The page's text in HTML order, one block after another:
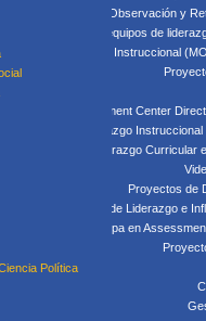
Política
Pedagógica: Observación y
clave para equipos de
Curso: Liderazgo Instruccional
Assessment Center
Equipos de Liderazgo
Liderazgo Curricular
Proyectos de
Laboratorio de Liderazgo e
Participa en